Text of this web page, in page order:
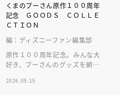
くまのプーさん原作１００周年
記念 ＧＯＯＤＳ ＣＯＬＬＥ
ＣＴＩＯＮ
編：ディズニーファン編集部
原作１００周年記念。みんな大
好き、プーさんのグッズを網羅
2026.09.15